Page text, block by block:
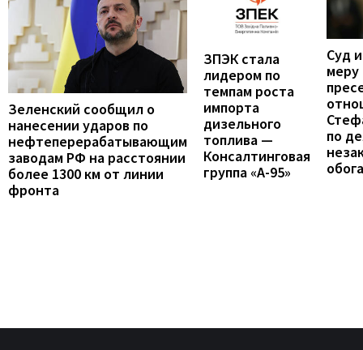
Зеленский сообщил о
нанесении ударов по
нефтеперерабатывающим
заводам РФ на расстоянии
более 1300 км от линии
фронта
ЗПЭК стала
лидером по
темпам роста
импорта
дизельного
топлива —
Консалтинговая
группа «А-95»
Суд
меру
по